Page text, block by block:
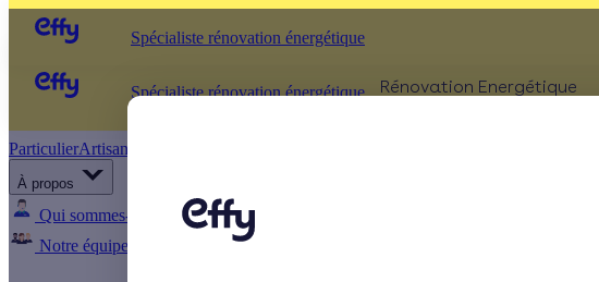
ParticulierArtisan / installateur
À propos
Qui sommes-nous ? Pourquoi Effy ?
Notre équipe
Rejoignez-nous
Spécialiste rénovation énergétique Rénovation Energétique
Spécialiste rénovation énergétique